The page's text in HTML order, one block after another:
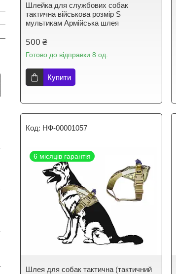
Шлейка для службових собак
тактична військова розмір S
мультикам Армійська шлея
500 ₴
Готово до відправки 8 од.
Купити
НФ-00001057
6 місяців гарантія
Шлея для собак тактична (тактичний